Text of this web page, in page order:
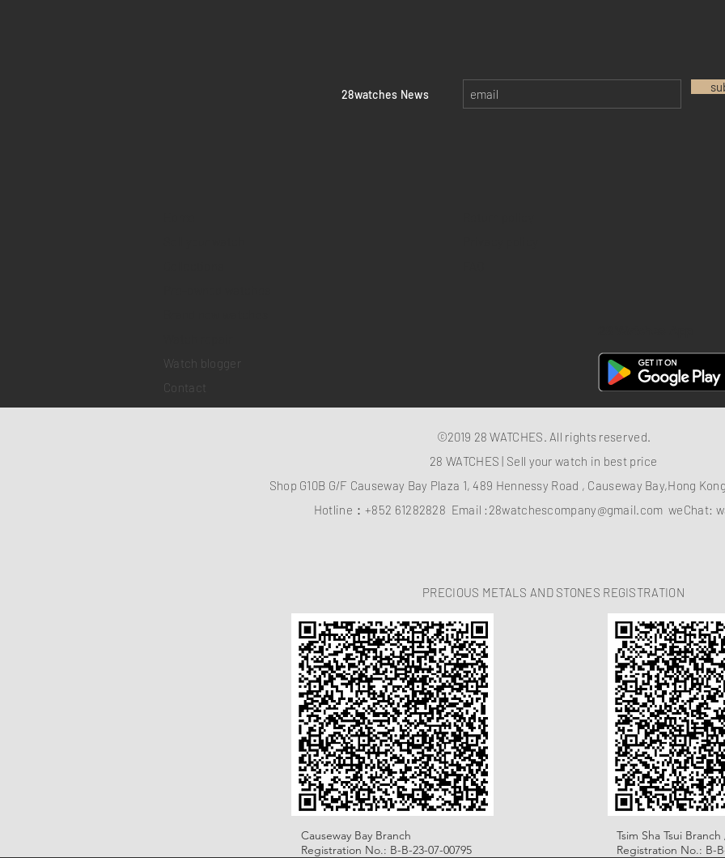
​28watches News
Watch blogger
Contact
©2019 28 WATCHES. All rights reserved.
28 WATCHES | Sell your watch in best price
Shop G10B G/F Causeway Bay Plaza 1, 489 Hennessy Road , Causeway Bay,Hong Kong
Hotline：+852 61282828 Email : 28watchescompany@gmail.com weChat:
PRECIOUS METALS AND STONES REGISTRATION
Causeway Bay Branch
Registration No.: B-B-23-07-00795
Tsim Sha Tsui
Registration No.: B-